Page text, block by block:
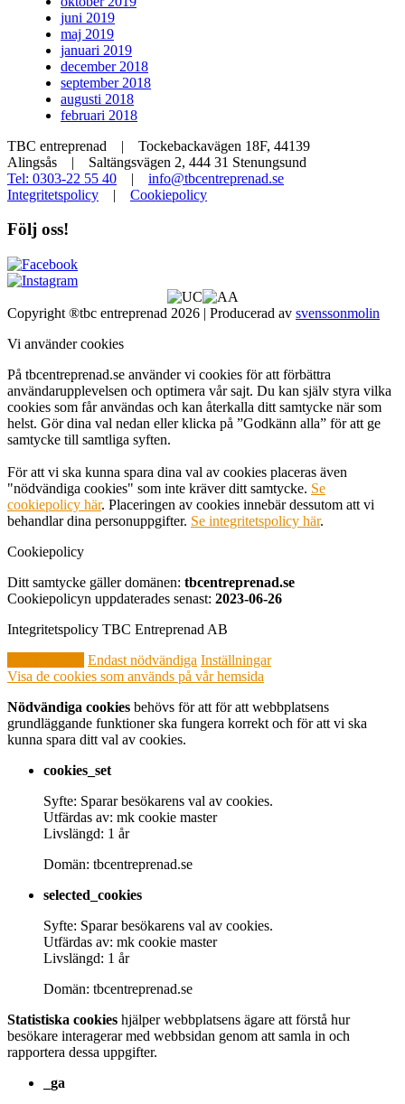
juni 2019
maj 2019
januari 2019
december 2018
september 2018
augusti 2018
februari 2018
TBC entreprenad | Tockebackavägen 18F, 44139
Alingsås | Saltängsvägen 2, 444 31 Stenungsund
Tel: 0303-22 55 40 | info@tbcentreprenad.se
Integritetspolicy | Cookiepolicy
Följ oss!
Copyright ®tbc entreprenad 2026 | Producerad av svenssonmolin
Vi använder cookies
På tbcentreprenad.se använder vi cookies för att förbättra
användarupplevelsen och optimera vår sajt. Du kan själv styra vilka
cookies som får användas och kan återkalla ditt samtycke när som
helst. Gör dina val nedan eller klicka på ”Godkänn alla” för att ge
samtycke till samtliga syften.
För att vi ska kunna spara dina val av cookies placeras även
"nödvändiga cookies" som inte kräver ditt samtycke. Se
cookiepolicy här. Placeringen av cookies innebär dessutom att vi
behandlar dina personuppgifter. Se integritetspolicy här.
Cookiepolicy
Ditt samtycke gäller domänen: tbcentreprenad.se
Cookiepolicyn uppdaterades senast: 2023-06-26
Integritetspolicy TBC Entreprenad AB
Endast nödvändiga Inställningar
Visa de cookies som används på vår hemsida
Nödvändiga cookies behövs för att för att webbplatsens
grundläggande funktioner ska fungera korrekt och för att vi ska
kunna spara ditt val av cookies.
cookies_set
Syfte: Sparar besökarens val av cookies.
Utfärdas av: mk cookie master
Livslängd: 1 år
Domän: tbcentreprenad.se
selected_cookies
Syfte: Sparar besökarens val av cookies.
Utfärdas av: mk cookie master
Livslängd: 1 år
Domän: tbcentreprenad.se
Statistiska cookies hjälper webbplatsens ägare att förstå hur
besökare interagerar med webbsidan genom att samla in och
rapportera dessa uppgifter.
_ga